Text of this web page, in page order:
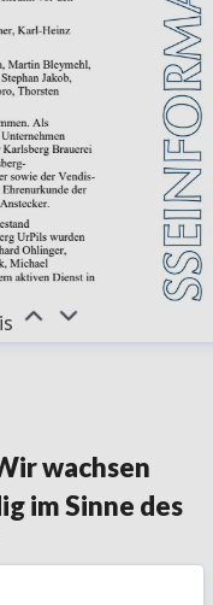
wachsen
im Sinne des